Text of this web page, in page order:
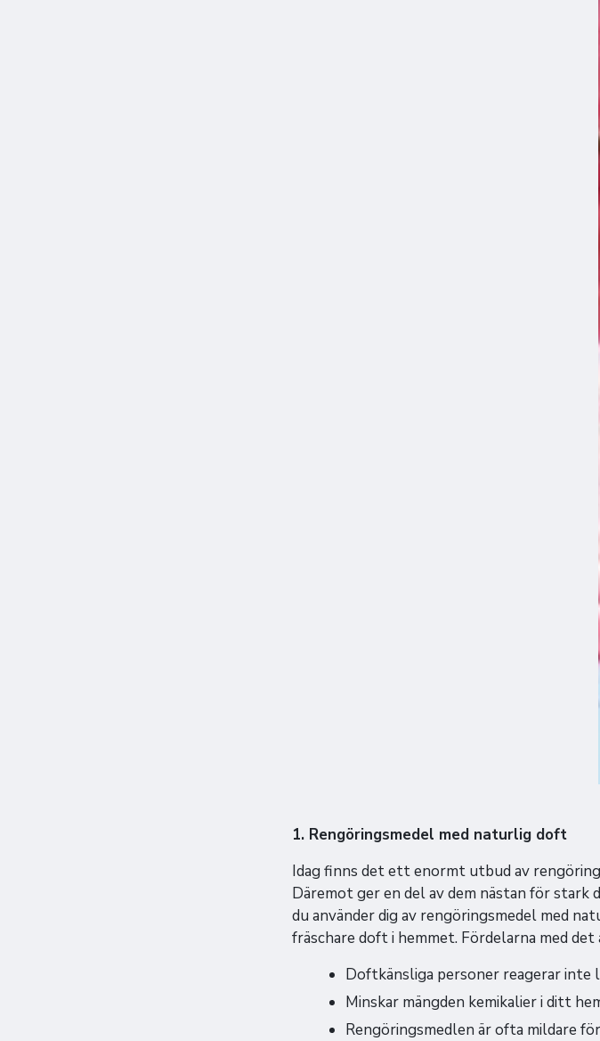
1. Rengöringsmedel med naturlig doft
Idag finns det ett enormt utbud av
Däremot ger en del av dem nästan för
du använder dig av rengöringsmedel med
fräschare doft i hemmet. Fördelarna med det
Doftkänsliga personer reagerar inte
Minskar mängden kemikalier i ditt
Rengöringsmedlen är ofta mildare